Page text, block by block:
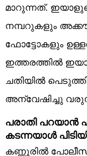
മാറുന്നത്.
നമ്പറുകളും
ഫോട്ടോകളും
ഇത്തരത്തിൽ
ചതിയിൽ
അന്വേഷിച്ചു
പരാതി പറയാൻ
കടന്നയാൾ
കണ്ണൂരിൽ പോലീസ്